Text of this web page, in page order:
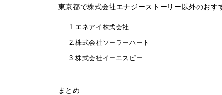
東京都で株式会社エナジーストーリー以外のおす
1.エネアイ株式会社
2.株式会社ソーラーハート
3.株式会社イーエスピー
まとめ